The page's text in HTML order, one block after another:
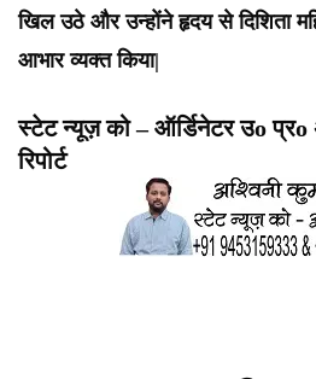
खिल उठे और उन्होंने हृदय से दिशिता
आभार व्यक्त किया|
स्टेट न्यूज़ को – ऑर्डिनेटर उo प्रo
रिपोर्ट